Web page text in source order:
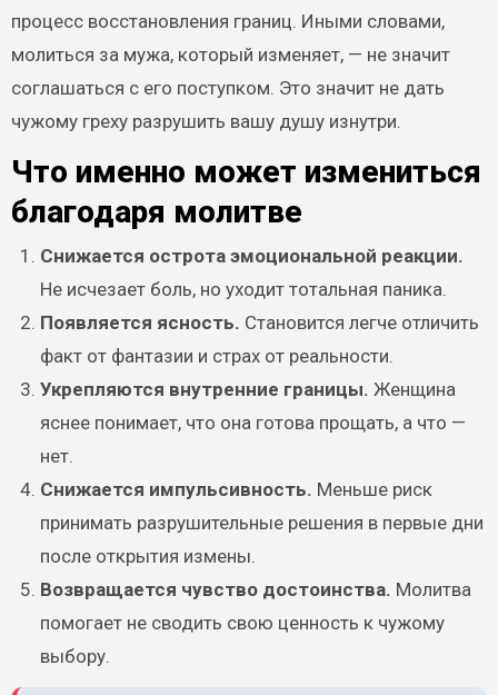
процесс восстановления границ. Иными словами,
молиться за мужа, который изменяет, — не значит
соглашаться с его поступком. Это значит не дать
чужому греху разрушить вашу душу изнутри.
Что именно может измениться
благодаря молитве
Снижается острота эмоциональной реакции.
Не исчезает боль, но уходит тотальная паника.
Появляется ясность. Становится легче отличить
факт от фантазии и страх от реальности.
Укрепляются внутренние границы. Женщина
яснее понимает, что она готова прощать, а что —
нет.
Снижается импульсивность. Меньше риск
принимать разрушительные решения в первые дни
после открытия измены.
Возвращается чувство достоинства. Молитва
помогает не сводить свою ценность к чужому
выбору.